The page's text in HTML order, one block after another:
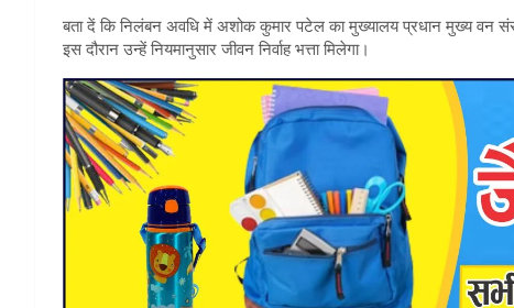
बता दें कि निलंबन अवधि में अशोक कुमार पटेल का मुख्यालय प्रधान मुख्य वन
इस दौरान उन्हें नियमानुसार जीवन निर्वाह भत्ता मिलेगा।